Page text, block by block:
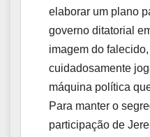
elaborar um plano
governo ditatorial
imagem do
cuidadosamente
máquina política
Para manter o
participação de